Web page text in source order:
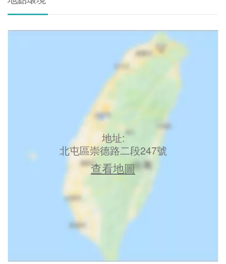
地址:
北屯區崇德路二段247號
查看地圖